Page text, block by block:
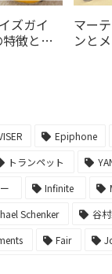
ズガイ
徴と選
マー
ンと
Epiphone
トランペット
Infinite
Schenker 谷
Fair